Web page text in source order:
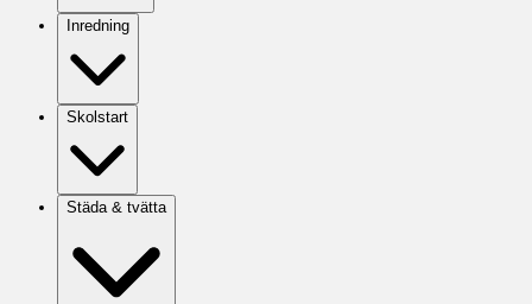
Inredning
Skolstart
Städa & tvätta